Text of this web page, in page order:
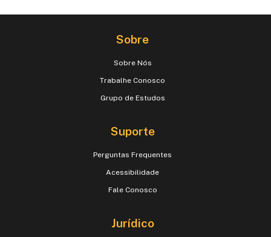
Sobre
Sobre Nós
Trabalhe Conosco
Grupo de Estudos
Suporte
Perguntas Frequentes
Acessibilidade
Fale Conosco
Jurídico